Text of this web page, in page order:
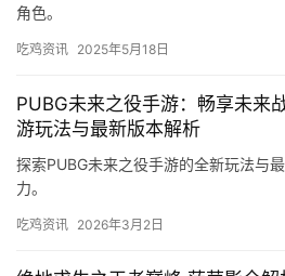
角色。
吃鸡资讯 2025年5月18日
PUBG未来之役手游：畅享未来
游玩法与最新版本解析
探索PUBG未来之役手游的全新玩法与
力。
吃鸡资讯 2026年3月2日